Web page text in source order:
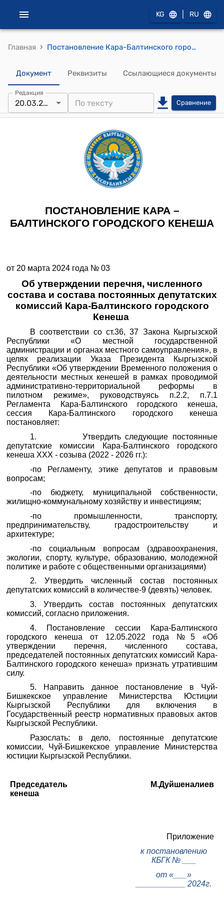
KG RU
Главная › Постановление Кара-Балтинского городского кенеша от 20 марта 2024 года № 03 "Об утверждении перечня, численного состава и состава постоянных депутатских комиссий Кара-Балтинского городского Кенеша"
Документ Реквизиты Ссылающиеся документы
Редакция
20.03.2024 Сравнение